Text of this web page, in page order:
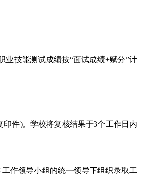
技能测试成绩按“面试成绩+赋分”计
件)。学校将复核结果于3个工作日内
作领导小组的统一领导下组织录取工